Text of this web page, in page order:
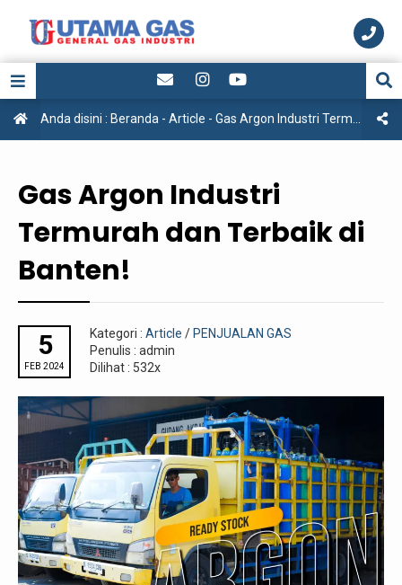
Anda disini : Beranda - Article - Gas Argon Industri Termurah dan Terbaik di Banten!
Gas Argon Industri
Termurah dan Terbaik di
Banten!
5
FEB 2024
Kategori : Article / PENJUALAN GAS
Penulis : admin
Dilihat : 532x